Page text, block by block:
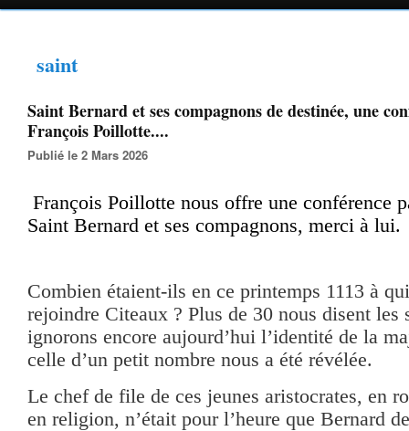
saint
Saint Bernard et ses compagnons de destinée, une
François Poillotte....
Publié le 2 Mars 2026
François Poillotte nous offre une conférence
Saint Bernard et ses compagnons, merci à lui.
Combien étaient-ils en ce printemps 1113 à
rejoindre Citeaux ? Plus de 30 nous disent les
ignorons encore aujourd’hui l’identité de la
celle d’un petit nombre nous a été révélée.
Le chef de file de ces jeunes aristocrates, en
en religion, n’était pour l’heure que Bernard